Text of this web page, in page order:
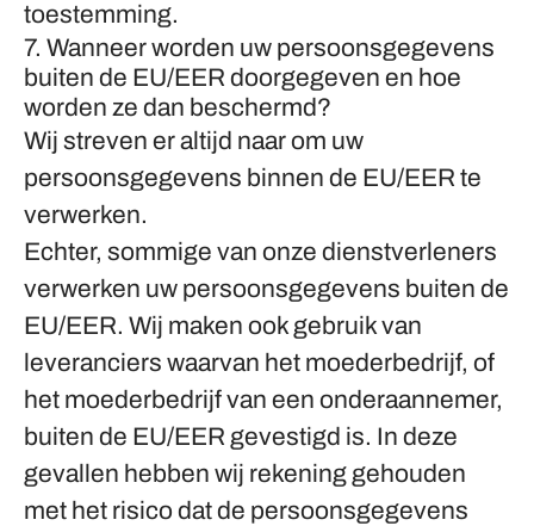
toestemming.
7. Wanneer worden uw persoonsgegevens
buiten de EU/EER doorgegeven en hoe
worden ze dan beschermd?
Wij streven er altijd naar om uw
persoonsgegevens binnen de EU/EER te
verwerken.
Echter, sommige van onze dienstverleners
verwerken uw persoonsgegevens buiten de
EU/EER. Wij maken ook gebruik van
leveranciers waarvan het moederbedrijf, of
het moederbedrijf van een onderaannemer,
buiten de EU/EER gevestigd is. In deze
gevallen hebben wij rekening gehouden
met het risico dat de persoonsgegevens